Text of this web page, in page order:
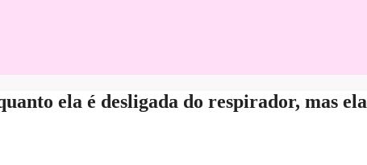
ela é desligada do respirador, mas ela